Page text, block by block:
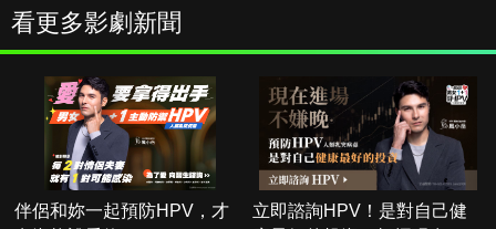
看更多影劇新聞
伴侶和妳一起預防HPV，才
立即諮詢HPV！是對自己健